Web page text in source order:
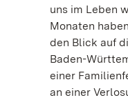
uns im Leben
Monaten
den Blick auf
Baden-
einer
an einer